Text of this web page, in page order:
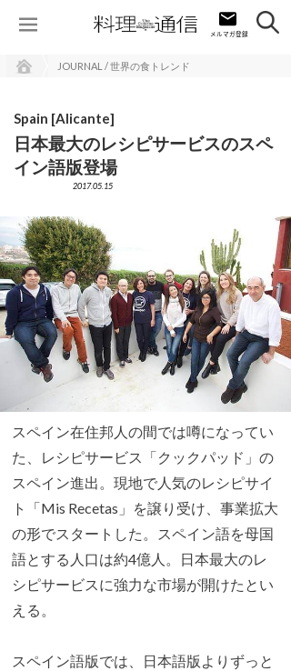
JOURNAL / 世界の食トレンド
Spain [Alicante]
日本最大のレシピサービスのスペ
イン語版登場
2017.05.15
スペイン在住邦人の間では噂になってい
た、レシピサービス「クックパッド」の
スペイン進出。現地で人気のレシピサイ
ト「Mis Recetas」を譲り受け、事業拡大
の形でスタートした。スペイン語を母国
語とする人口は約4億人。日本最大のレ
シピサービスに強力な市場が開けたとい
える。
スペイン語版では、日本語版よりずっと